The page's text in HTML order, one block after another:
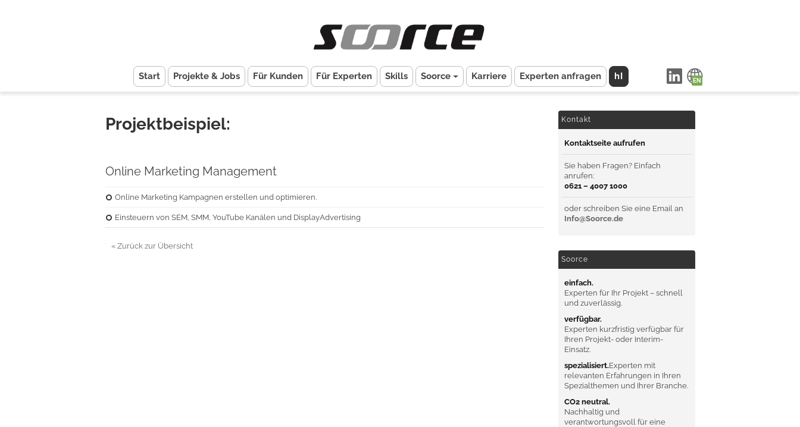
Start Projekte & Jobs Für Kunden Für Experten Skills Soorce Karriere Experten anfragen hI
Projektbeispiel:
Online Marketing Management
Online Marketing Kampagnen erstellen und optimieren.
Einsteuern von SEM, SMM, YouTube Kanälen und DisplayAdvertising
« Zurück zur Übersicht
Kontakt
Kontaktseite aufrufen
Sie haben Fragen? Einfach
anrufen:
0621 – 4007 1000
oder schreiben Sie eine Email an
Info@Soorce.de
Soorce
einfach.
Experten für Ihr Projekt – schnell
und zuverlässig.
verfügbar.
Experten kurzfristig verfügbar für
Ihren Projekt- oder Interim-
Einsatz.
spezialisiert.Experten mit
relevanten Erfahrungen in Ihren
Spezialthemen und Ihrer Branche.
CO2 neutral.
Nachhaltig und
verantwortungsvoll für eine